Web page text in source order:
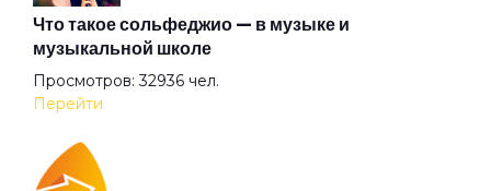
Мальчик с одуванчиками
Мамина пластинка
Марья
Что такое сольфеджио — в музыке и
музыкальной школе
Просмотров: 32936 чел.
Перейти